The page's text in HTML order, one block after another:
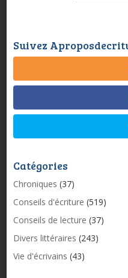
Suivez
Catégories
Chroniques (37)
Conseils d'écriture (519)
Conseils de lecture (37)
Divers littéraires (243)
Vie d'écrivains (43)